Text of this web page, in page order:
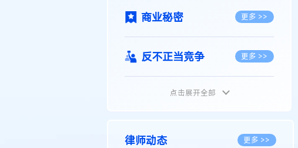
商业秘密 更多 >>
反不正当竞争 更多 >>
植物新品种
地理标志 更多 >>
点击展开全部
律师动态 更多 >>